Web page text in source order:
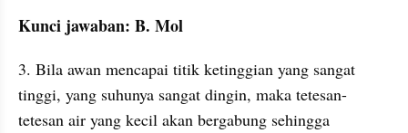
Kunci jawaban: B. Mol
3. Bila awan mencapai titik ketinggian yang sangat
tinggi, yang suhunya sangat dingin, maka tetesan-
tetesan air yang kecil akan bergabung sehingga